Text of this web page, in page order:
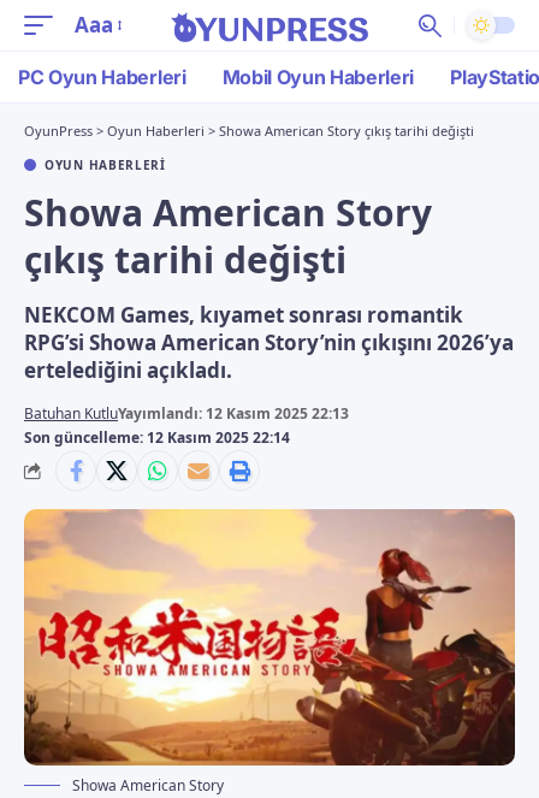
Aaa
PC Oyun Haberleri Mobil Oyun Haberleri
OyunPress > Oyun Haberleri > Showa American Story çıkış tarihi değişti
OYUN HABERLERI
Showa American Story
çıkış tarihi değişti
NEKCOM Games, kıyamet sonrası romantik
RPG’si Showa American Story’nin çıkışını 2026’ya
ertelediğini açıkladı.
Son güncelleme: 12 Kasım 2025 22:14
Batuhan KutluYayımlandı: 12 Kasım 2025 22:13
Showa American Story